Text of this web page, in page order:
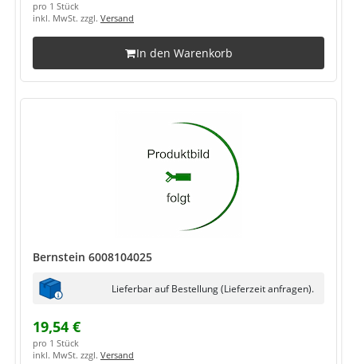
pro 1 Stück
inkl. MwSt. zzgl. Versand
In den Warenkorb
Bernstein 6008104025
Lieferbar auf Bestellung (Lieferzeit anfragen).
19,54 €
pro 1 Stück
inkl. MwSt. zzgl. Versand